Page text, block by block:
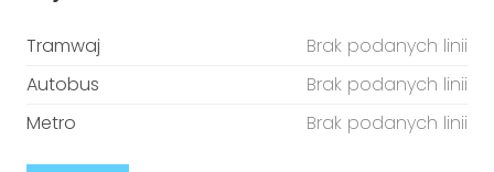
Tramwaj
Brak podanych linii
Autobus
Brak podanych linii
Metro
Brak podanych linii